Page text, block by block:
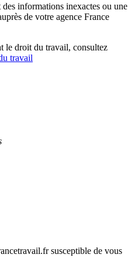
des informations inexactes ou une
de votre agence France
le droit du travail, consultez
travail
susceptible de vous